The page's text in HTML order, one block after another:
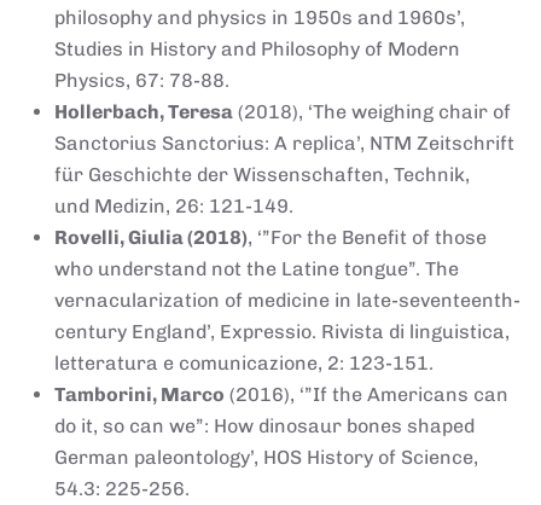
philosophy and physics in 1950s and 1960s’,
Studies in History and Philosophy of Modern
Physics, 67: 78-88.
Hollerbach, Teresa (2018), ‘The weighing chair of
Sanctorius Sanctorius: A replica’, NTM Zeitschrift
für Geschichte der Wissenschaften, Technik,
und Medizin, 26: 121-149.
Rovelli, Giulia (2018), ‘”For the Benefit of those
who understand not the Latine tongue”. The
vernacularization of medicine in late-seventeenth-
century England’, Expressio. Rivista di linguistica,
letteratura e comunicazione, 2: 123-151.
Tamborini, Marco (2016), ‘”If the Americans can
do it, so can we”: How dinosaur bones shaped
German paleontology’, HOS History of Science,
54.3: 225-256.